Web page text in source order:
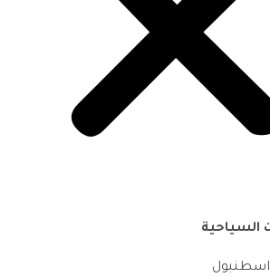
السياحية
اسطنبول